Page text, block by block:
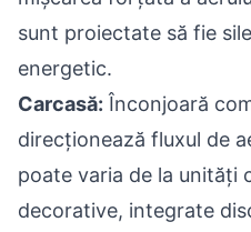
sunt proiectate să fie
energetic.
Carcasă: Înconjoară
direcționează fluxul de
poate varia de la unități
decorative, integrate